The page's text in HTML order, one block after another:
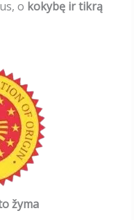
o kokybę ir tikrą
žyma